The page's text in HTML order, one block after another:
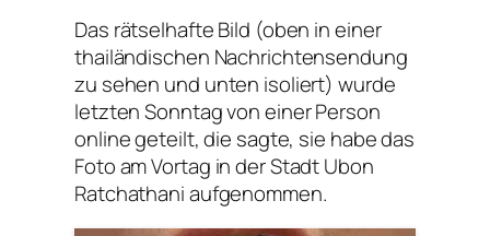
Das rätselhafte Bild (oben in einer
thailändischen Nachrichtensendung
zu sehen und unten isoliert) wurde
letzten Sonntag von einer Person
online geteilt, die sagte, sie habe das
Foto am Vortag in der Stadt Ubon
Ratchathani aufgenommen.